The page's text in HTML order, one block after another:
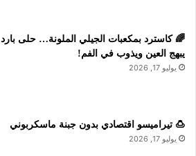
🌈 كاسترد بمكعبات الجيلي الملونة… حلى بارد
يبهج العين ويذوب في الفم!
يوليو 17, 2026
🍮 تيراميسو اقتصادي بدون جبنة ماسكربوني
يوليو 17, 2026